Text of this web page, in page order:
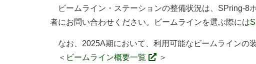
ビームライン・ステーションの整備状況は、SPring-8
者にお問い合わせください。ビームラインを選ぶ際には
なお、2025A期において、利用可能なビームラインの
＜ ビームライン概要一覧 ＞